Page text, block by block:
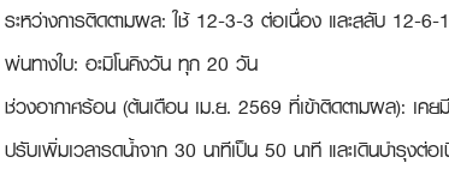
ระหว่างการติดตามผล: ใช้ 12-3-3 ต่อเนื่อง และสลับ 12-6-
พ่นทางใบ: อะมิโนคิงวัน ทุก 20 วัน
ช่วงอากาศร้อน (ต้นเดือน เม.ย. 2569 ที่เข้าติดตามผล): เคย
ปรับเพิ่มเวลารดน้ำจาก 30 นาทีเป็น 50 นาที และเดินบำรุง